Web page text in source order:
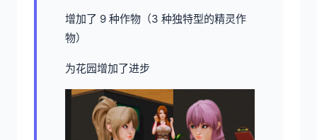
增加了 9 种作物（3 种独特型的精灵作
物）
为花园增加了进步